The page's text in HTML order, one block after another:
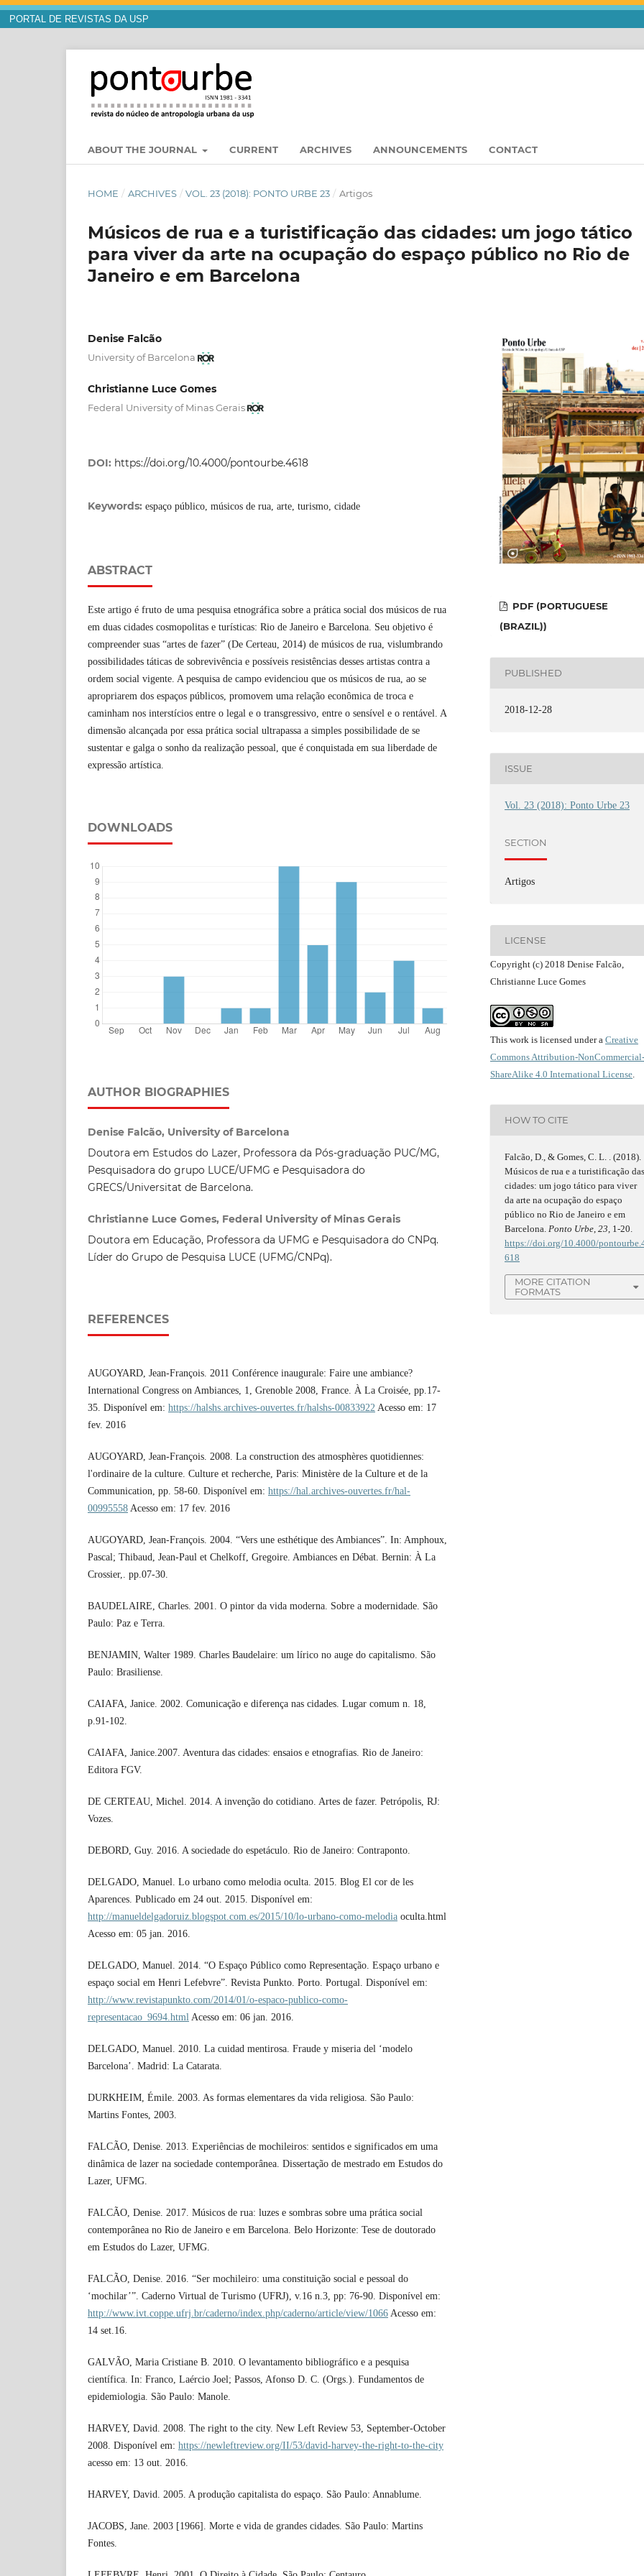
PORTAL DE REVISTAS DA USP
ABOUT THE JOURNAL CURRENT ARCHIVES ANNOUNCEMENTS CONTACT
HOME / ARCHIVES / VOL. 23 (2018): PONTO URBE 23 / Artigos
Músicos de rua e a turistificação das cidades: um jogo tático
para viver da arte na ocupação do espaço público no Rio de
Janeiro e em Barcelona
Denise Falcão
University of Barcelona
Christianne Luce Gomes
Federal University of Minas Gerais
DOI: https://doi.org/10.4000/pontourbe.4618
Keywords: espaço público, músicos de rua, arte, turismo, cidade
ABSTRACT
Este artigo é fruto de uma pesquisa etnográfica sobre a prática social dos músicos de rua
em duas cidades cosmopolitas e turísticas: Rio de Janeiro e Barcelona. Seu objetivo é
compreender suas “artes de fazer” (De Certeau, 2014) de músicos de rua, vislumbrando
possibilidades táticas de sobrevivência e possíveis resistências desses artistas contra a
ordem social vigente. A pesquisa de campo evidenciou que os músicos de rua, ao se
apropriarem dos espaços públicos, promovem uma relação econômica de troca e
caminham nos interstícios entre o legal e o transgressivo, entre o sensível e o rentável. A
dimensão alcançada por essa prática social ultrapassa a simples possibilidade de se
sustentar e galga o sonho da realização pessoal, que é conquistada em sua liberdade de
expressão artística.
DOWNLOADS
AUTHOR BIOGRAPHIES
Denise Falcão, University of Barcelona
Doutora em Estudos do Lazer, Professora da Pós-graduação PUC/MG,
Pesquisadora do grupo LUCE/UFMG e Pesquisadora do
GRECS/Universitat de Barcelona.
Christianne Luce Gomes, Federal University of Minas Gerais
Doutora em Educação, Professora da UFMG e Pesquisadora do CNPq.
Líder do Grupo de Pesquisa LUCE (UFMG/CNPq).
REFERENCES
AUGOYARD, Jean-François. 2011 Conférence inaugurale: Faire une ambiance?
International Congress on Ambiances, 1, Grenoble 2008, France. À La Croisée, pp.17-
35. Disponível em: https://halshs.archives-ouvertes.fr/halshs-00833922 Acesso em: 17
fev. 2016
AUGOYARD, Jean-François. 2008. La construction des atmosphères quotidiennes:
l'ordinaire de la culture. Culture et recherche, Paris: Ministère de la Culture et de la
Communication, pp. 58-60. Disponível em: https://hal.archives-ouvertes.fr/hal-
00995558 Acesso em: 17 fev. 2016
AUGOYARD, Jean-François. 2004. “Vers une esthétique des Ambiances”. In: Amphoux,
Pascal; Thibaud, Jean-Paul et Chelkoff, Gregoire. Ambiances en Débat. Bernin: À La
Crossier,. pp.07-30.
BAUDELAIRE, Charles. 2001. O pintor da vida moderna. Sobre a modernidade. São
Paulo: Paz e Terra.
BENJAMIN, Walter 1989. Charles Baudelaire: um lírico no auge do capitalismo. São
Paulo: Brasiliense.
CAIAFA, Janice. 2002. Comunicação e diferença nas cidades. Lugar comum n. 18,
p.91-102.
CAIAFA, Janice.2007. Aventura das cidades: ensaios e etnografias. Rio de Janeiro:
Editora FGV.
DE CERTEAU, Michel. 2014. A invenção do cotidiano. Artes de fazer. Petrópolis, RJ:
Vozes.
DEBORD, Guy. 2016. A sociedade do espetáculo. Rio de Janeiro: Contraponto.
DELGADO, Manuel. Lo urbano como melodia oculta. 2015. Blog El cor de les
Aparences. Publicado em 24 out. 2015. Disponível em:
http://manueldelgadoruiz.blogspot.com.es/2015/10/lo-urbano-como-melodia oculta.html
Acesso em: 05 jan. 2016.
DELGADO, Manuel. 2014. “O Espaço Público como Representação. Espaço urbano e
espaço social em Henri Lefebvre”. Revista Punkto. Porto. Portugal. Disponível em:
http://www.revistapunkto.com/2014/01/o-espaco-publico-como-
representacao_9694.html Acesso em: 06 jan. 2016.
DELGADO, Manuel. 2010. La cuidad mentirosa. Fraude y miseria del ‘modelo
Barcelona’. Madrid: La Catarata.
DURKHEIM, Émile. 2003. As formas elementares da vida religiosa. São Paulo:
Martins Fontes, 2003.
FALCÃO, Denise. 2013. Experiências de mochileiros: sentidos e significados em uma
dinâmica de lazer na sociedade contemporânea. Dissertação de mestrado em Estudos do
Lazer, UFMG.
FALCÃO, Denise. 2017. Músicos de rua: luzes e sombras sobre uma prática social
contemporânea no Rio de Janeiro e em Barcelona. Belo Horizonte: Tese de doutorado
em Estudos do Lazer, UFMG.
FALCÃO, Denise. 2016. “Ser mochileiro: uma constituição social e pessoal do
‘mochilar’”. Caderno Virtual de Turismo (UFRJ), v.16 n.3, pp: 76-90. Disponível em:
http://www.ivt.coppe.ufrj.br/caderno/index.php/caderno/article/view/1066 Acesso em:
14 set.16.
GALVÃO, Maria Cristiane B. 2010. O levantamento bibliográfico e a pesquisa
científica. In: Franco, Laércio Joel; Passos, Afonso D. C. (Orgs.). Fundamentos de
epidemiologia. São Paulo: Manole.
HARVEY, David. 2008. The right to the city. New Left Review 53, September-October
2008. Disponível em: https://newleftreview.org/II/53/david-harvey-the-right-to-the-city
acesso em: 13 out. 2016.
HARVEY, David. 2005. A produção capitalista do espaço. São Paulo: Annablume.
JACOBS, Jane. 2003 [1966]. Morte e vida de grandes cidades. São Paulo: Martins
Fontes.
PDF (PORTUGUESE
(BRAZIL))
PUBLISHED
2018-12-28
ISSUE
Vol. 23 (2018): Ponto Urbe 23
SECTION
Artigos
LICENSE
Copyright (c) 2018 Denise Falcão,
Christianne Luce Gomes
This work is licensed under a Creative
Commons Attribution-NonCommercial-
ShareAlike 4.0 International License
HOW TO CITE
Falcão, D., & Gomes, C. L. . (2018).
Músicos de rua e a turistificação das
cidades: um jogo tático para viver
da arte na ocupação do espaço
público no Rio de Janeiro e em
Barcelona. Ponto Urbe ,23 , 1-20.
https://doi.org/10.4000/
618
MORE CITATION
FORMATS